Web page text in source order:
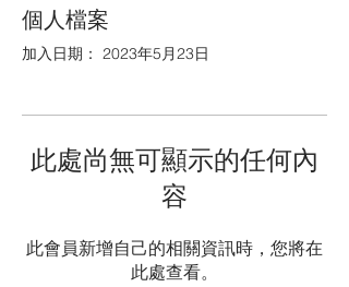
個人檔案
加入日期： 2023年5月23日
此處尚無可顯示的任何內
容
此會員新增自己的相關資訊時，您將在
此處查看。